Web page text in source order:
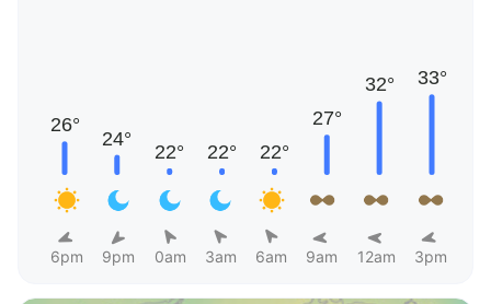
6pm 9pm 0am 3am 6am 9am 12am 3pm